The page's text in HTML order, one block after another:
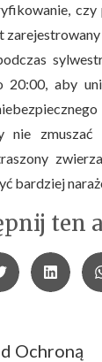
czy
aby
nie zmuszać
bardziej
ten
Ochroną